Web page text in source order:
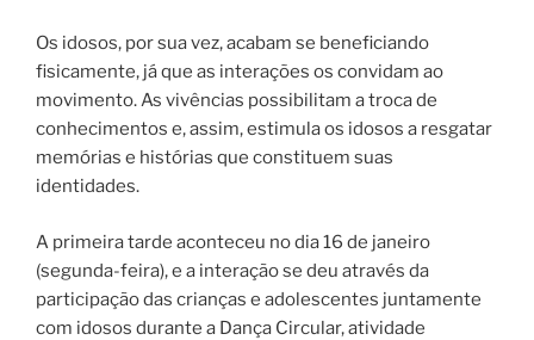
Os idosos, por sua vez, acabam se beneficiando
fisicamente, já que as interações os convidam ao
movimento. As vivências possibilitam a troca de
conhecimentos e, assim, estimula os idosos a resgatar
memórias e histórias que constituem suas
identidades.
A primeira tarde aconteceu no dia 16 de janeiro
(segunda-feira), e a interação se deu através da
participação das crianças e adolescentes juntamente
com idosos durante a Dança Circular, atividade